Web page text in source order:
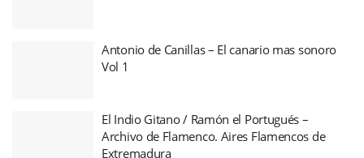
Antonio de Canillas – El canario mas sonoro
Vol 1
El Indio Gitano / Ramón el Portugués –
Archivo de Flamenco. Aires Flamencos de
Extremadura